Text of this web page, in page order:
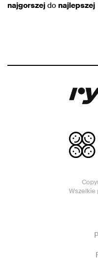
najgorszej do najlepszej
Wszelkie